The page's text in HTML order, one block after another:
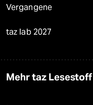
Vergangene
taz lab 2027
Mehr taz Lesestoff